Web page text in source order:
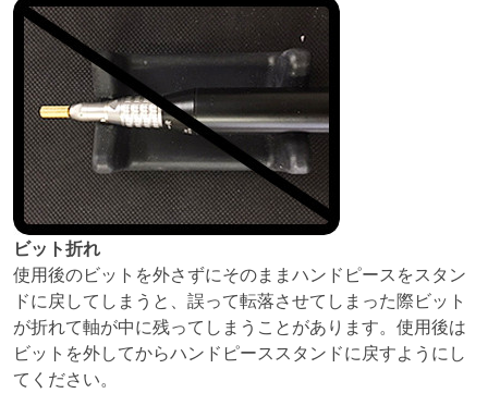
ビット折れ
使用後のビットを外さずにそのままハンドピースをスタン
ドに戻してしまうと、誤って転落させてしまった際ビット
が折れて軸が中に残ってしまうことがあります。使用後は
ビットを外してからハンドピーススタンドに戻すようにし
てください。